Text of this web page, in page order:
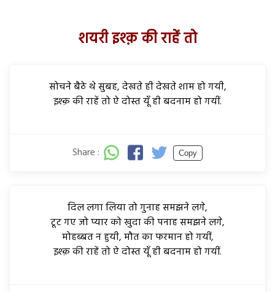
शयरी इश्क़ की राहें तो
सोचने बैठे थे सुबह, देखते ही देखते शाम हो गयी,
इश्क़ की राहें तो ऐ दोस्त यूँ ही बदनाम हो गयीं.
Share : Copy
दिल लगा लिया तो गुनाह समझने लगे,
टूट गए जो प्यार को खुदा की पनाह समझने लगे,
मोहब्बत न हुयी, मौत का फरमान हो गयीं,
इश्क़ की राहें तो ऐ दोस्त यूँ ही बदनाम हो गयीं.